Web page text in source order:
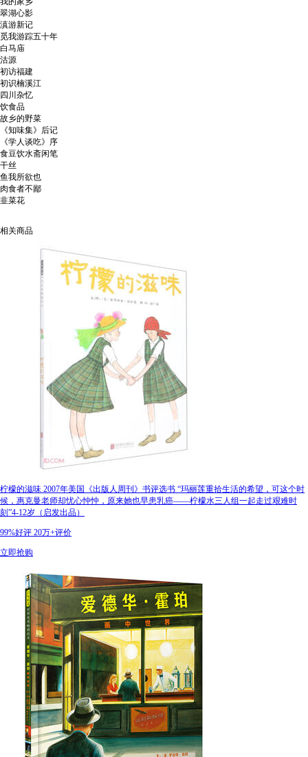
翠湖心影
滇游新记
觅我游踪五十年
白马庙
沽源
初访福建
初识楠溪江
四川杂忆
饮食品
故乡的野菜
《知味集》后记
《学人谈吃》序
食豆饮水斋闲笔
干丝
鱼我所欲也
肉食者不鄙
韭菜花
相关商品
柠檬的滋味 2007年美国《出版人周刊》书评选书 “玛丽莲重拾生活的希望，可这个时
候，惠克曼老师却忧心忡忡，原来她也早患乳癌——柠檬水三人组一起走过艰难时
刻”4-12岁（启发出品）
99%好评 20万+评价
立即抢购